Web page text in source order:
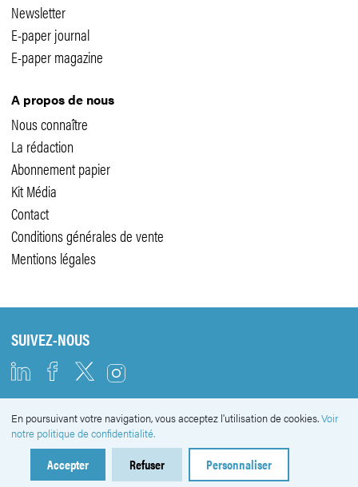
Newsletter
E-paper journal
E-paper magazine
A propos de nous
Nous connaître
La rédaction
Abonnement papier
Kit Média
Contact
Conditions générales de vente
Mentions légales
SUIVEZ-NOUS
NEWSLETTER
En poursuivant votre navigation, vous acceptez l'utilisation de cookies.Voir
notre politique de confidentialité.
Accepter Refuser Personnaliser